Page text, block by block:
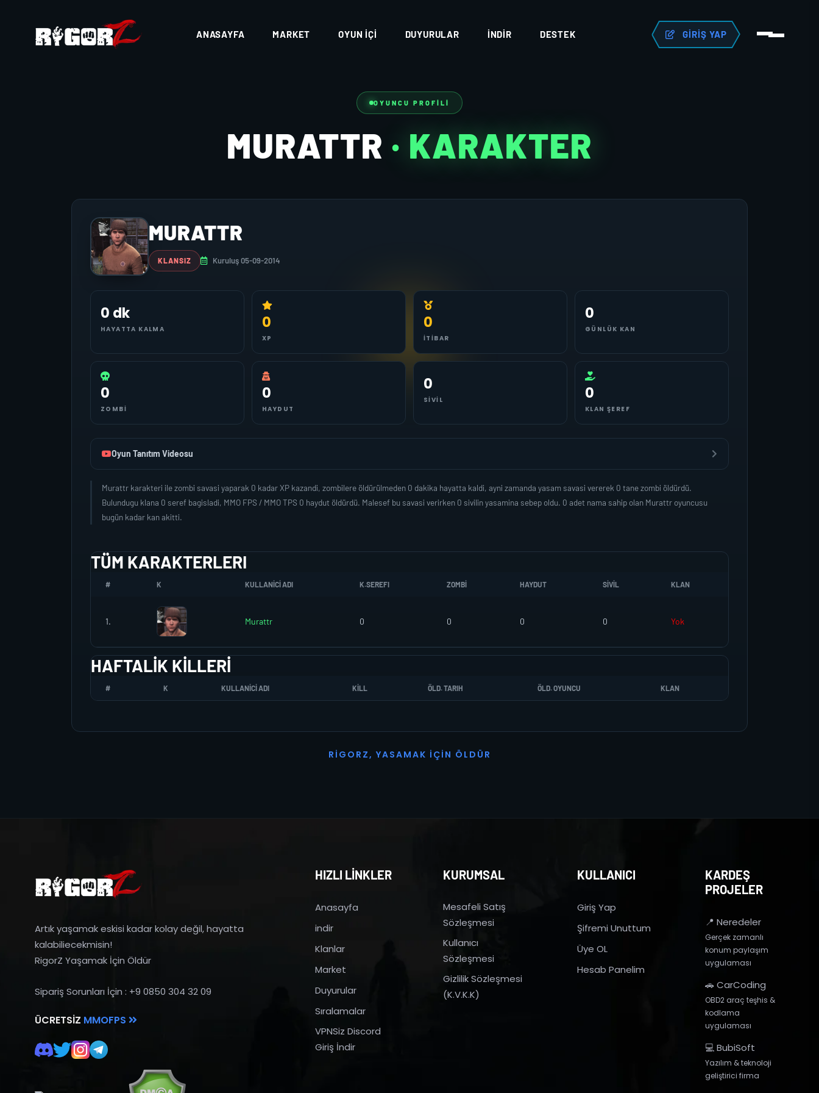
ANASAYFA MARKET OYUN İÇI DUYURULAR İNDIR DESTEK GIRIŞ YAP
OYUNCU PROFILI
MURATTR · KARAKTER
MURATTR
KLANSIZ Kuruluş 05-09-2014
0 dk
HAYATTA KALMA 0
XP
0
İTIBAR
0
GÜNLÜK KAN
0
ZOMBI
0
HAYDUT
0
SIVIL 0
KLAN ŞEREF
Oyun Tanıtım Videosu
Murattr karakteri ile zombi savasi yaparak 0 kadar XP kazandi, zombilere öldürülmeden 0 dakika hayatta kaldi, ayni zamanda yasam savasi vererek 0 tane zombi öldürdü.
Bulundugu klana 0 seref bagisladi, MMO FPS / MMO TPS 0 haydut öldürdü. Malesef bu savasi verirken 0 sivilin yasamina sebep oldu. 0 adet nama sahip olan Murattr oyuncusu
bugün kadar kan akitti.
TÜM KARAKTERLERI
# K KULLANICI ADI K.SEREFI ZOMBI HAYDUT SIVIL KLAN
1. Murattr 0 0 0 0 Yok
HAFTALIK KILLERI
# K KULLANICI ADI KILL ÖLD. TARIH ÖLD. OYUNCU KLAN
R I G O R Z, YASAMAK İ ÇI N Ö L D Ü R
Artık yaşamak eskisi kadar kolay değil, hayatta
kalabiliecekmisin!
RigorZ Yaşamak İçin Öldür
Sipariş Sorunları İçin : +9 0850 304 32 09
ÜCRETSIZ MMOFPS
HIZLI LİNKLER
Anasayfa
indir
Klanlar
Market
Duyurular
Sıralamalar
VPNSiz Discord
Giriş İndir
KURUMSAL
Mesafeli Satış
Sözleşmesi
Kullanıcı
Sözleşmesi
Gizlilik Sözleşmesi
(K.V.K.K)
KULLANICI
Giriş Yap
Şifremi Unuttum
Üye OL
Hesab Panelim
KARDEŞ
PROJELER
📍 Neredeler
Gerçek zamanlı
konum paylaşım
uygulaması
🚗 CarCoding
OBD2 araç teşhis &
kodlama
uygulaması
💻 BubiSoft
Yazılım & teknoloji
geliştirici firma